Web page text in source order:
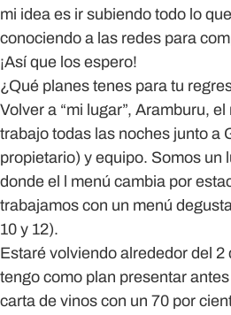
mi idea es ir subiendo todo lo
conociendo a las redes para
¡Así que los espero!
¿Qué planes tenes para tu
Volver a “mi lugar”, Aramburu,
trabajo todas las noches junto a
propietario) y equipo. Somos un
donde el l menú cambia por
trabajamos con un menú
10 y 12).
Estaré volviendo alrededor del 2
tengo como plan presentar
carta de vinos con un 70 por